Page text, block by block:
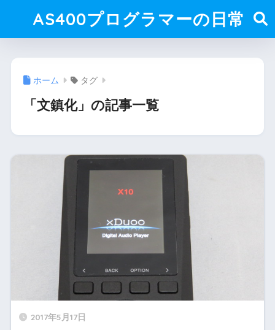
AS400プログラマーの日常
ホーム タグ
「文鎮化」の記事一覧
2017年5月17日